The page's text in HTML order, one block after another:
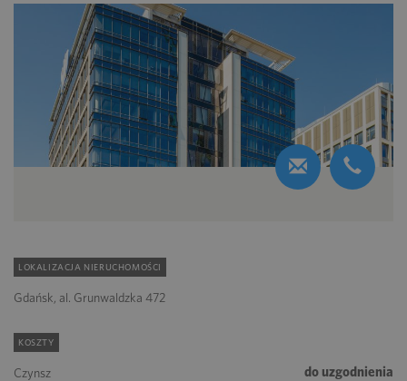
LOKALIZACJA NIERUCHOMOŚCI
Gdańsk, al. Grunwaldzka 472
KOSZTY
Czynsz do uzgodnienia